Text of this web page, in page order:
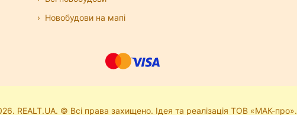
Новобудови на мапі
REALT.UA. © Всі права захищено. Ідея та реалізація ТОВ «МАК-про».